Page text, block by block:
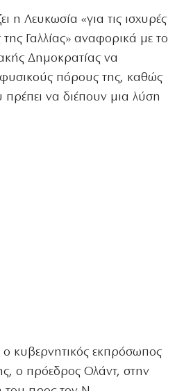
η Λευκωσία «για τις ισχυρές
της Γαλλίας» αναφορικά με το
Δημοκρατίας να
φυσικούς πόρους της, καθώς
πρέπει να διέπουν μια λύση
κυβερνητικός εκπρόσωπος
ο πρόεδρος Ολάντ, στην